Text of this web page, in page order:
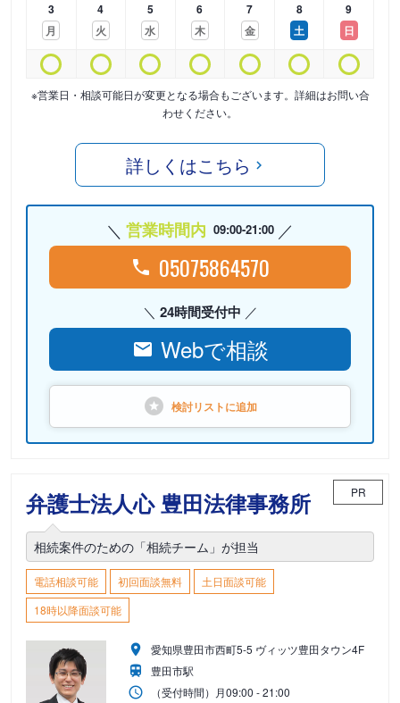
3
月
4
火
5
水
6
木
7
金
8
土
9
日
※営業日・相談可能日が変更となる場合もございます。詳細はお問い合
わせください。
詳しくはこちら
営業時間内 09:00-21:00
05075864570
24時間受付中
Webで相談
検討リストに追加
弁護士法人心 豊田法律事務所 PR
相続案件のための「相続チーム」が担当
電話相談可能 初回面談無料
土日面談可能
18時以降面談可能
愛知県豊田市西町5-5 ヴィッツ豊田タウン4F
豊田市駅
（受付時間） 月09:00 - 21:00